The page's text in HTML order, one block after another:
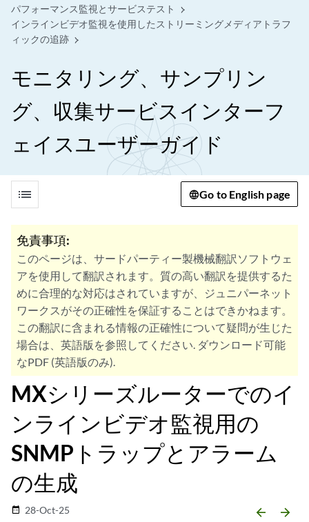
パフォーマンス監視とサービステスト
インラインビデオ監視を使用したストリーミングメディアトラフ
ィックの追跡
モニタリング、サンプリン
グ、収集サービスインターフ
ェイスユーザーガイド
list Go to English page
免責事項:
このページは、サードパーティー製機械翻訳ソフトウェ
アを使用して翻訳されます。質の高い翻訳を提供するた
めに合理的な対応はされていますが、ジュニパーネット
ワークスがその正確性を保証することはできかねます。
この翻訳に含まれる情報の正確性について疑問が生じた
場合は、英語版を参照してください. ダウンロード可能
なPDF (英語版のみ).
MXシリーズルーターでのイ
ンラインビデオ監視用の
SNMPトラップとアラーム
の生成
date_range 28-Oct-25 arrow_backward arrow_forward